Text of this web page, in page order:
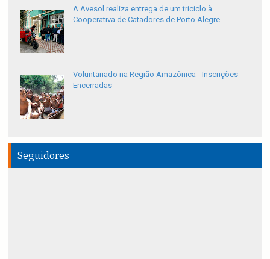
A Avesol realiza entrega de um triciclo à
Cooperativa de Catadores de Porto Alegre
Voluntariado na Região Amazônica - Inscrições
Encerradas
Seguidores